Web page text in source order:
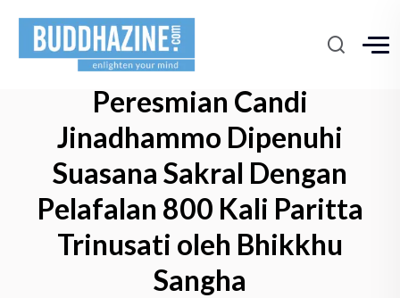
Peresmian Candi
Jinadhammo Dipenuhi
Suasana Sakral Dengan
Pelafalan 800 Kali Paritta
Trinusati oleh Bhikkhu
Sangha